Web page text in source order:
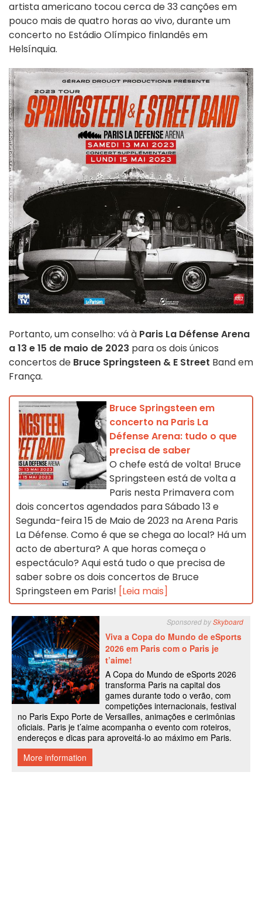
artista americano tocou cerca de 33 canções em
pouco mais de quatro horas ao vivo, durante um
concerto no Estádio Olímpico finlandês em
Helsínquia.
Portanto, um conselho: vá à Paris La Défense Arena
a 13 e 15 de maio de 2023 para os dois únicos
concertos de Bruce Springsteen & E Street Band em
França.
Bruce Springsteen em
concerto na Paris La
Défense Arena: tudo o que
precisa de saber
O chefe está de volta! Bruce
Springsteen está de volta a
Paris nesta Primavera com
dois concertos agendados para Sábado 13 e
Segunda-feira 15 de Maio de 2023 na Arena Paris
La Défense. Como é que se chega ao local? Há um
acto de abertura? A que horas começa o
espectáculo? Aqui está tudo o que precisa de
saber sobre os dois concertos de Bruce
Springsteen em Paris! [Leia mais]